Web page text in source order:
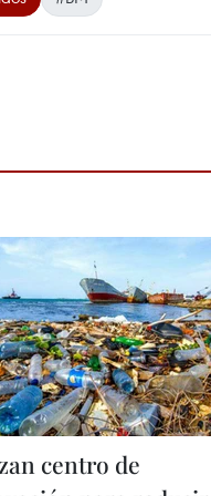
centro de